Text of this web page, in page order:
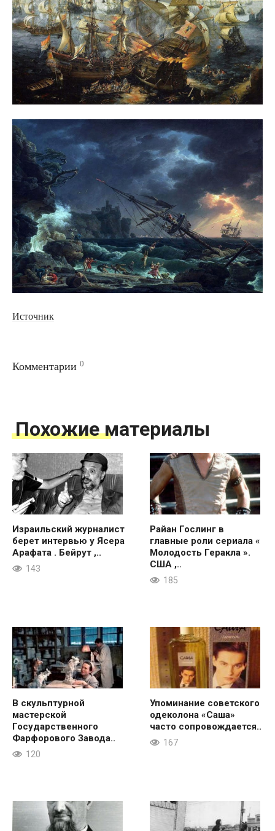
Источник
Комментарии 0
Похожие материалы
Израильский журналист
берет интервью у Ясера
Арафата . Бейрут ,..
143
Райан Гослинг в
главные роли сериала «
Молодость Геракла ».
США ,..
185
В скульптурной
мастерской
Государственного
Фарфорового Завода..
120
Упоминание советского
одеколона «Саша»
часто сопровождается..
167